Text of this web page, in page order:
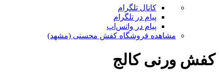
کانال تلگرام
پیام در تلگرام
پیام در واتس‌اپ
مشاهده فروشگاه کفش محسنی (مشهد)
کفش ورنی کالج